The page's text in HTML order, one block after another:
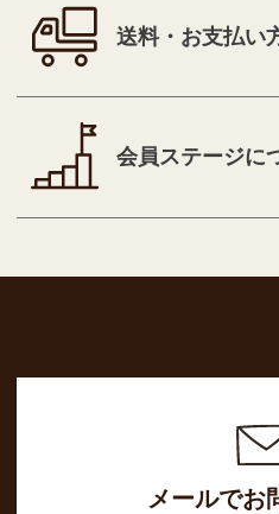
送料・お支払い
会員ステージに
メールでお